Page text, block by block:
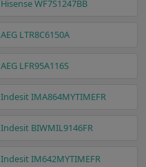
Hisense WF7S1247BB
AEG LTR8C6150A
AEG LFR95A116S
Indesit IMA864MYTIMEFR
Indesit BIWMIL9146FR
Indesit IM642MYTIMEFR